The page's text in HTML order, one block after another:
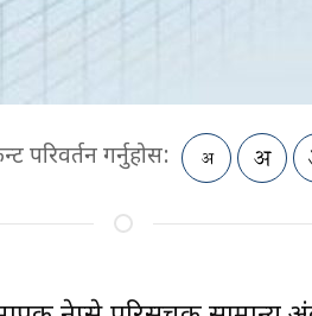
परिवर्तन गर्नुहोस: